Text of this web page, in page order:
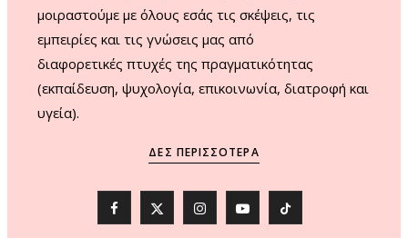
μοιραστούμε με όλους εσάς τις σκέψεις, τις
εμπειρίες και τις γνώσεις μας από
διαφορετικές πτυχές της πραγματικότητας
(εκπαίδευση, ψυχολογία, επικοινωνία, διατροφή και
υγεία).
ΔΕΣ ΠΕΡΙΣΣΌΤΕΡΑ
F
X
I
Y
T